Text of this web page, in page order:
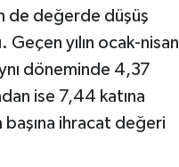
de değerde düşüş
Geçen yılın ocak-nisan
döneminde 4,37
ise 7,44 katına
ihracat değeri